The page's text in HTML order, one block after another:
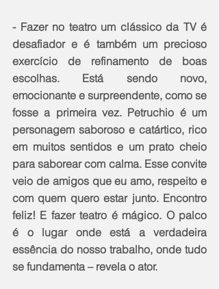
- Fazer no teatro um clássico da TV é
desafiador e é também um precioso
exercício de refinamento de boas
escolhas. Está sendo novo,
emocionante e surpreendente, como se
fosse a primeira vez. Petruchio é um
personagem saboroso e catártico, rico
em muitos sentidos e um prato cheio
para saborear com calma. Esse convite
veio de amigos que eu amo, respeito e
com quem quero estar junto. Encontro
feliz! E fazer teatro é mágico. O palco
é o lugar onde está a verdadeira
essência do nosso trabalho, onde tudo
se fundamenta – revela o ator.